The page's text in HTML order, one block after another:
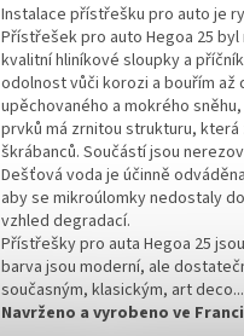
Instalace přístřešku pro auto je
Přístřešek pro auto Hegoa 25
kvalitní hliníkové sloupky a
odolnost vůči korozi a bouřím až
upěchovaného a mokrého
prvků má zrnitou strukturu,
škrábanců. Součástí jsou
Dešťová voda je účinně
aby se mikroúlomky nedostaly
vzhled degradací.
Přístřešky pro auta Hegoa 25
barva jsou moderní, ale
současným, klasickým, art deco...
Navrženo a vyrobeno ve